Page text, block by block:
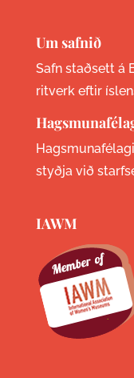
Um safnið
Safn staðsett á
ritverk eftir
styðja við
IAWM